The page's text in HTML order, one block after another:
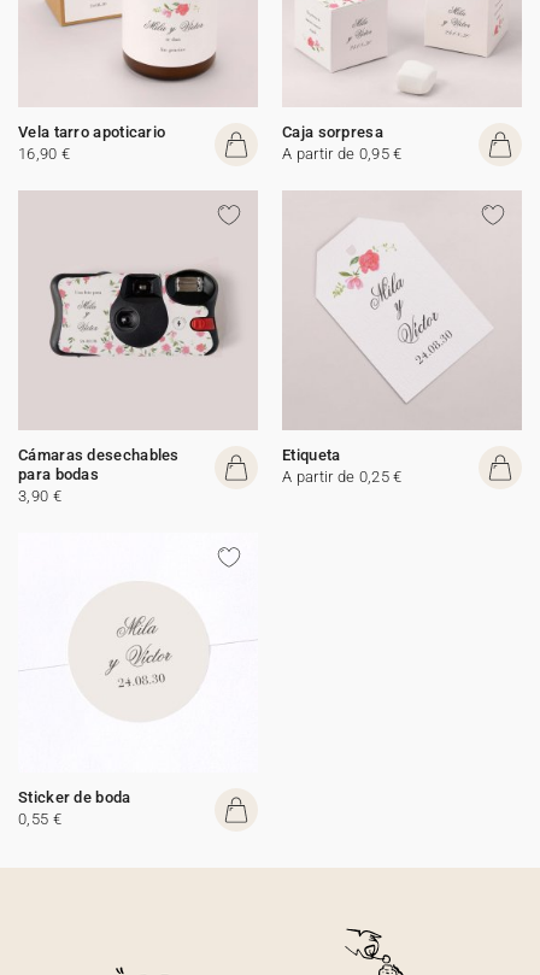
Vela tarro apoticario
16,90 €
Caja sorpresa
A partir de 0,95 €
Cámaras desechables
para bodas
3,90 €
Etiqueta
A partir de 0,25 €
Sticker de boda
0,55 €